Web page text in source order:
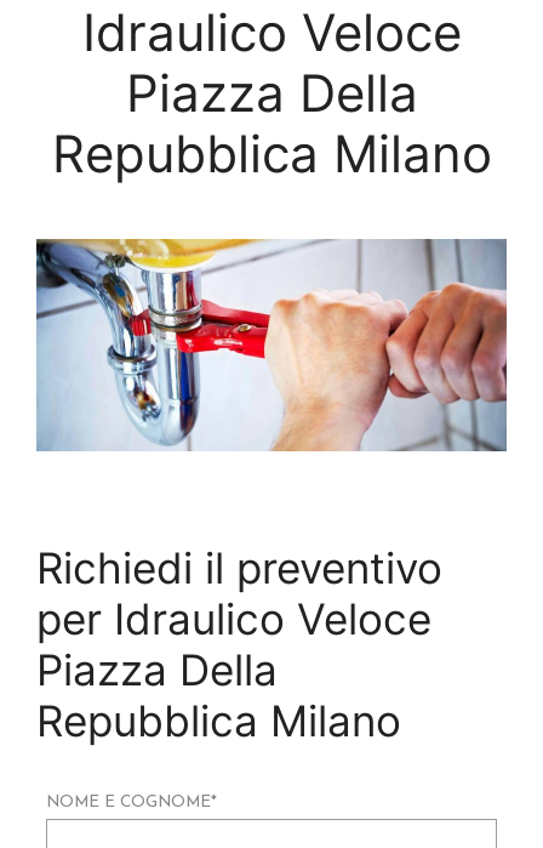
Idraulico Veloce
Piazza Della
Repubblica Milano
Richiedi il preventivo
per Idraulico Veloce
Piazza Della
Repubblica Milano
NOME E COGNOME*